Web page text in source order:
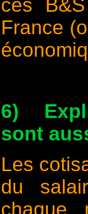
ces
France
6)
sont
Les
du
chaque